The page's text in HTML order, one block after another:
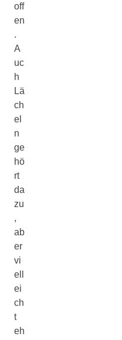
off
en
.
A
uc
h
Lä
ch
el
n
ge
hö
rt
da
zu
,
ab
er
vi
ell
ei
ch
t
eh